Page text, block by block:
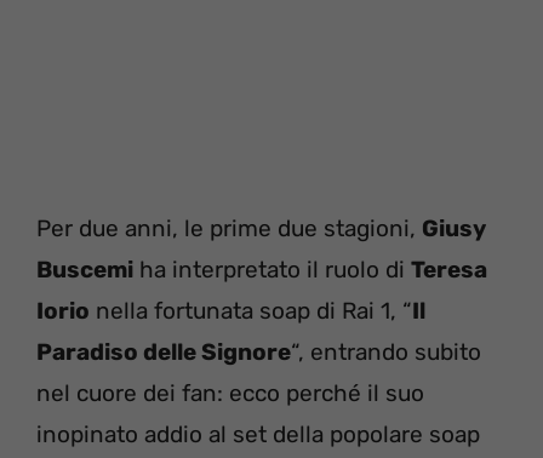
Per due anni, le prime due stagioni, Giusy
Buscemi ha interpretato il ruolo di Teresa
Iorio nella fortunata soap di Rai 1, “Il
Paradiso delle Signore“, entrando subito
nel cuore dei fan: ecco perché il suo
inopinato addio al set della popolare soap